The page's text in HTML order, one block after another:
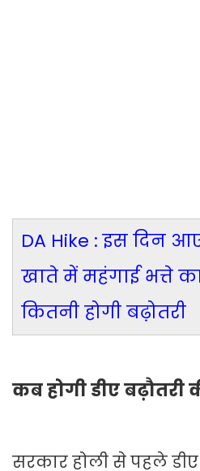
DA Hike : इस दिन
खाते में महंगाई भत्ते
कितनी होगी बढ़ोतरी
कब होगी डीए बढ़ौतरी
सरकार होली से पहले